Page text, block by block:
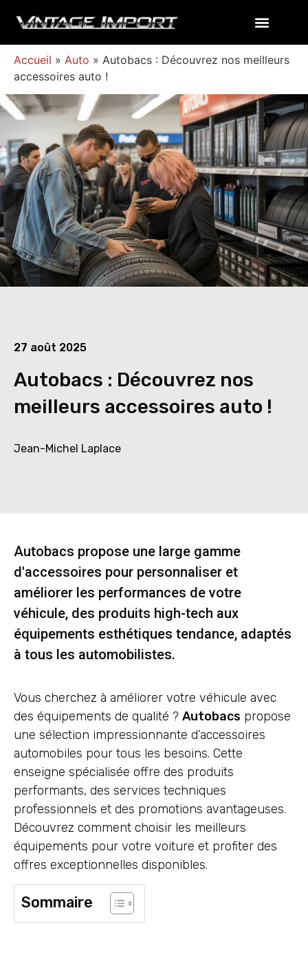
Accueil » Auto » Autobacs : Découvrez nos meilleurs
accessoires auto !
27 août 2025
Autobacs : Découvrez nos
meilleurs accessoires auto !
Jean-Michel Laplace
Autobacs propose une large gamme
d'accessoires pour personnaliser et
améliorer les performances de votre
véhicule, des produits high-tech aux
équipements esthétiques tendance, adaptés
à tous les automobilistes.
Vous cherchez à améliorer votre véhicule avec
des équipements de qualité ? Autobacs propose
une sélection impressionnante d’accessoires
automobiles pour tous les besoins. Cette
enseigne spécialisée offre des produits
performants, des services techniques
professionnels et des promotions avantageuses.
Découvrez comment choisir les meilleurs
équipements pour votre voiture et profiter des
offres exceptionnelles disponibles.
Sommaire